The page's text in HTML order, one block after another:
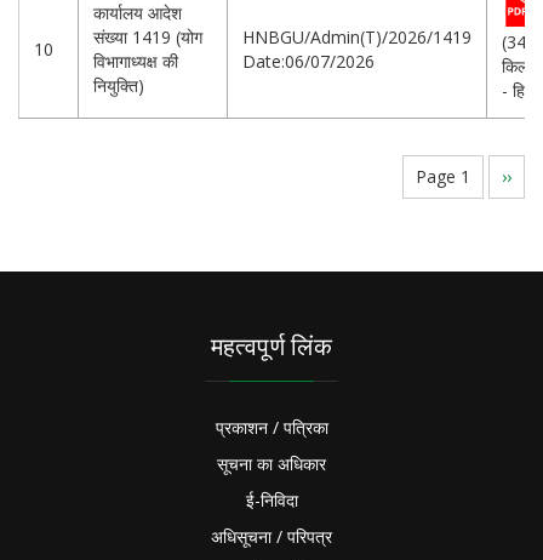
10
कार्यालय आदेश
संख्या 1419 (योग
विभागाध्यक्ष की
नियुक्ति)
HNBGU/Admin(T)/2026/1419
Date:06/07/2026
-
Page 1
Next
page
››
महत्वपूर्ण लिंक
प्रकाशन / पत्रिका
सूचना का अधिकार
ई-निविदा
अधिसूचना / परिपत्र